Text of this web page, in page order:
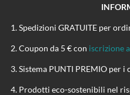
Spedizioni GRATUITE per
Coupon da 5 € con iscrizione
Sistema PUNTI PREMIO per
Prodotti eco-sostenibili nel